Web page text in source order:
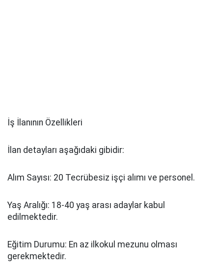
İş İlanının Özellikleri
İlan detayları aşağıdaki gibidir:
Alım Sayısı: 20 Tecrübesiz işçi alımı ve personel.
Yaş Aralığı: 18-40 yaş arası adaylar kabul
edilmektedir.
Eğitim Durumu: En az ilkokul mezunu olması
gerekmektedir.